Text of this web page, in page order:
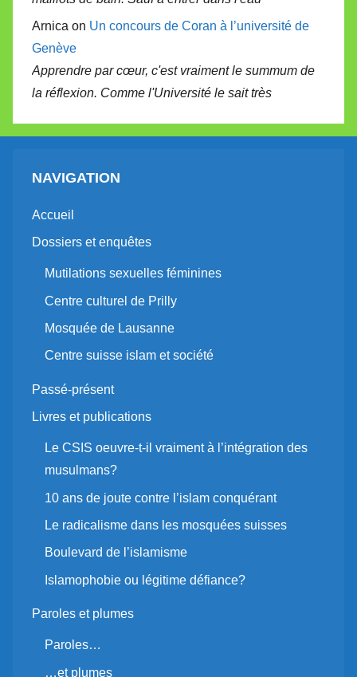
Arnica on Un concours de Coran à l’université de
Genève
Apprendre par cœur, c'est vraiment le summum de
la réflexion. Comme l'Université le sait très
NAVIGATION
Accueil
Dossiers et enquêtes
Mutilations sexuelles féminines
Centre culturel de Prilly
Mosquée de Lausanne
Centre suisse islam et société
Passé-présent
Livres et publications
Le CSIS oeuvre-t-il vraiment à l’intégration des
musulmans?
10 ans de joute contre l’islam conquérant
Le radicalisme dans les mosquées suisses
Boulevard de l’islamisme
Islamophobie ou légitime défiance?
Paroles et plumes
Paroles…
…et plumes